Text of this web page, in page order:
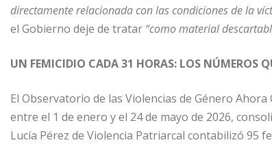
directamente relacionada con las condiciones de la
el Gobierno deje de tratar “como material
UN FEMICIDIO CADA 31 HORAS: LOS NÚMEROS
El Observatorio de las Violencias de Género
entre el 1 de enero y el 24 de mayo de 2026,
Lucía Pérez de Violencia Patriarcal contabilizó 95